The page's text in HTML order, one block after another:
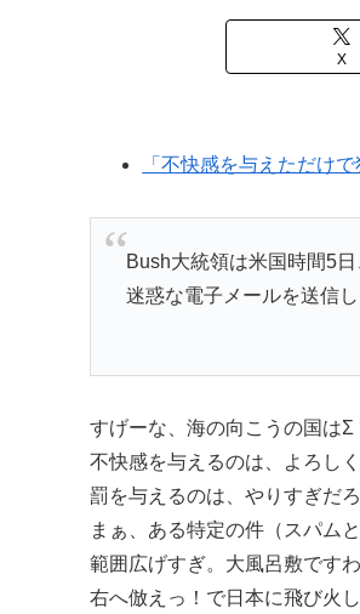
X
「不快感を与えただけ
Bush大統領は米国時間5
迷惑な電子メールを送信
すげーな、海の向こうの国はΣ
不快感を与えるのは、よろしく
罰を与えるのは、やりすぎだろ
まぁ、ある特定の件（スパム
範囲広げすぎ。大風呂敷ですわ
右へ倣えっ！で日本に飛び火